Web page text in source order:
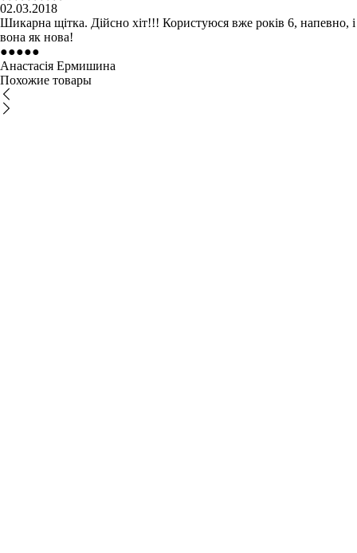
02.03.2018
Шикарна щітка. Дійсно хіт!!! Користуюся вже років 6, напевно, і
вона як нова!
●●●●●
Анастасія Ермишина
Похожие товары